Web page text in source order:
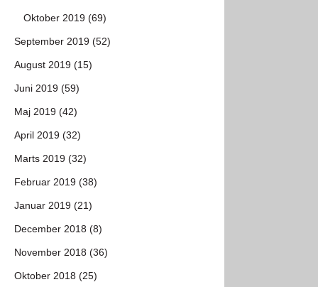
Oktober 2019 (69)
September 2019 (52)
August 2019 (15)
Juni 2019 (59)
Maj 2019 (42)
April 2019 (32)
Marts 2019 (32)
Februar 2019 (38)
Januar 2019 (21)
December 2018 (8)
November 2018 (36)
Oktober 2018 (25)